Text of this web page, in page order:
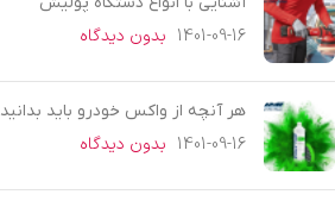
1401-09-16 بدون دیدگاه
هر آنچه از واکس خودرو باید بدانید
1401-09-16 بدون دیدگاه